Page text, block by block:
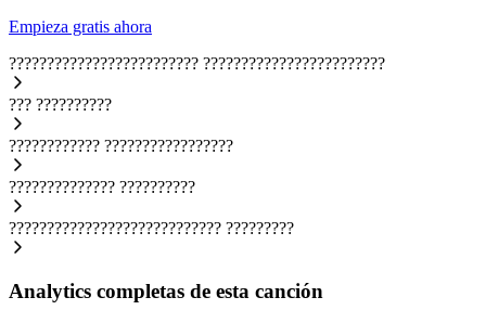
Empieza gratis ahora
????????????????????????? ????????????????????????
??? ??????????
???????????? ?????????????????
?????????????? ??????????
???????????????????????????? ?????????
Analytics completas de esta canción